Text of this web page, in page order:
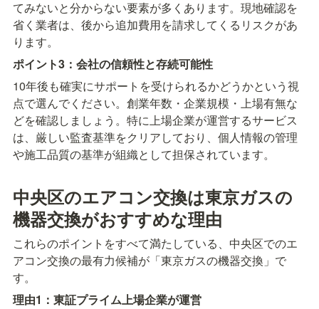
てみないと分からない要素が多くあります。現地確認を
省く業者は、後から追加費用を請求してくるリスクがあ
ります。
ポイント3：会社の信頼性と存続可能性
10年後も確実にサポートを受けられるかどうかという視
点で選んでください。創業年数・企業規模・上場有無な
どを確認しましょう。特に上場企業が運営するサービス
は、厳しい監査基準をクリアしており、個人情報の管理
や施工品質の基準が組織として担保されています。
中央区のエアコン交換は東京ガスの
機器交換がおすすめな理由
これらのポイントをすべて満たしている、中央区でのエ
アコン交換の最有力候補が「東京ガスの機器交換」で
す。
理由1：東証プライム上場企業が運営